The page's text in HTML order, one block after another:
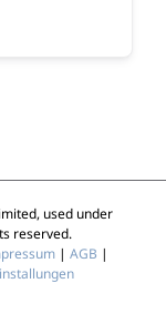
used under
reserved.
| AGB |